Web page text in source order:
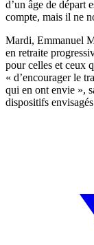
d’un âge de départ
compte, mais il ne
Mardi, Emmanuel
en retraite
pour celles et ceux
« d’encourager le
qui en ont envie »,
dispositifs